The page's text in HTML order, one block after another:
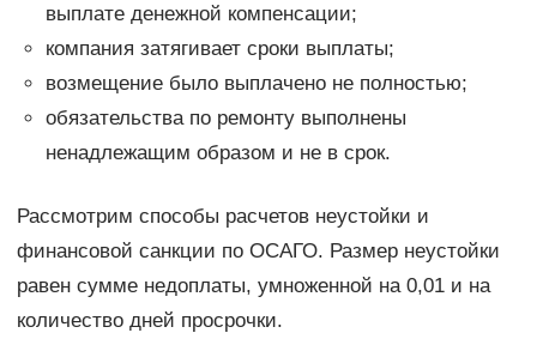
выплате денежной компенсации;
компания затягивает сроки выплаты;
возмещение было выплачено не полностью;
обязательства по ремонту выполнены
ненадлежащим образом и не в срок.
Рассмотрим способы расчетов неустойки и
финансовой санкции по ОСАГО. Размер неустойки
равен сумме недоплаты, умноженной на 0,01 и на
количество дней просрочки.